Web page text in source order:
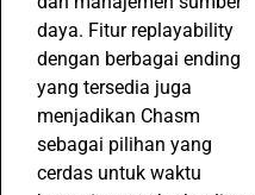
daya. Fitur replayability
dengan berbagai ending
yang tersedia juga
menjadikan Chasm
sebagai pilihan yang
cerdas untuk waktu